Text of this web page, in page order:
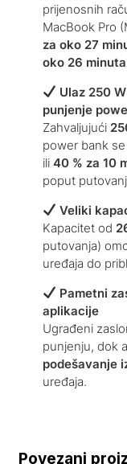
prijenosnih
MacBook Pro
za oko 27
oko 26 minuta
Ulaz 250
punjenje
Zahvaljujući
power bank
ili 40 % za 10
poput
Veliki
Kapacitet od
putovanja)
uređaja do
Pametni
aplikacije
Ugrađeni
punjenju, dok
podešavanje
uređaja.
Povezani